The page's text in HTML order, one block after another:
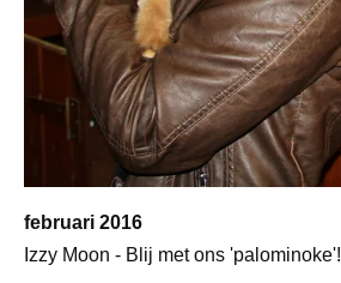
februari 2016
Izzy Moon - Blij met ons 'palominoke'!